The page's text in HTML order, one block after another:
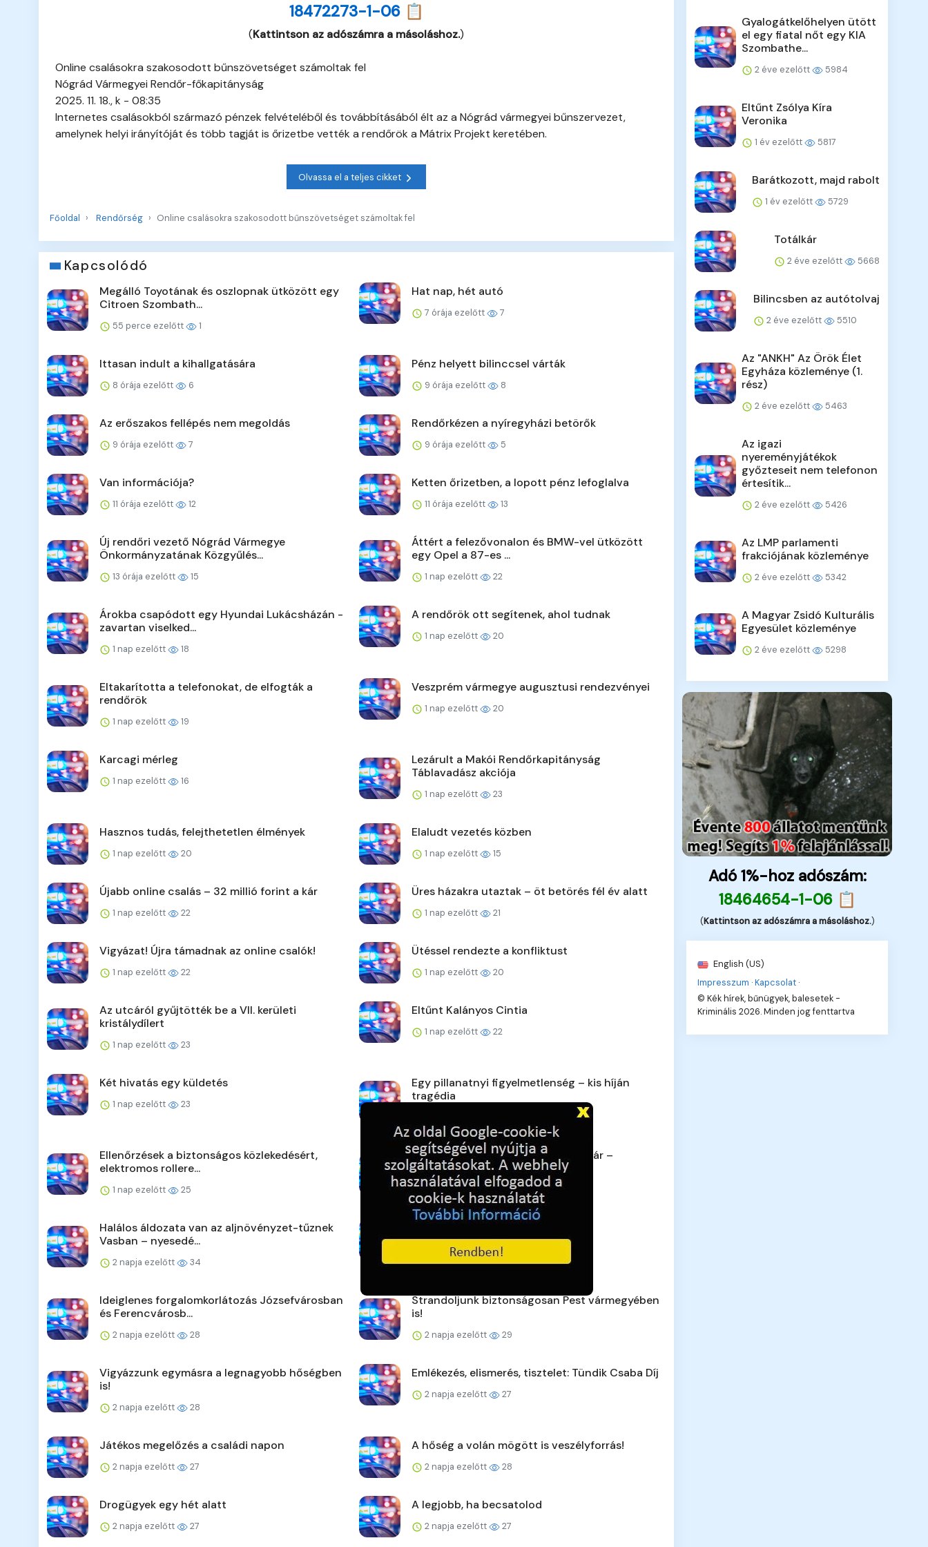
18472273-1-06 📋
(Kattintson az adószámra a másoláshoz.)
Online csalásokra szakosodott bűnszövetséget számoltak fel
Nógrád Vármegyei Rendőr-főkapitányság
2025. 11. 18., k - 08:35
Internetes csalásokból származó pénzek felvételéből és továbbításából élt az a Nógrád vármegyei bűnszervezet,
amelynek helyi irányítóját és több tagját is őrizetbe vették a rendőrök a Mátrix Projekt keretében.
Olvassa el a teljes cikket
Főoldal Rendőrség Online csalásokra szakosodott bűnszövetséget számoltak fel
Kapcsolódó
Megálló Toyotának és oszlopnak ütközött egy
Citroen Szombath...
55 perce ezelőtt 1
Hat nap, hét autó
7 órája ezelőtt 7
Ittasan indult a kihallgatására
8 órája ezelőtt 6
Pénz helyett bilinccsel várták
9 órája ezelőtt 8
Az erőszakos fellépés nem megoldás
9 órája ezelőtt 7
Rendőrkézen a nyíregyházi betörők
9 órája ezelőtt 5
Van információja?
11 órája ezelőtt 12
Ketten őrizetben, a lopott pénz lefoglalva
11 órája ezelőtt 13
Új rendőri vezető Nógrád Vármegye
Önkormányzatának Közgyűlés...
13 órája ezelőtt 15
Áttért a felezővonalon és BMW-vel ütközött
egy Opel a 87-es ...
1 nap ezelőtt 22
Árokba csapódott egy Hyundai Lukácsházán -
zavartan viselked...
1 nap ezelőtt 18
A rendőrök ott segítenek, ahol tudnak
1 nap ezelőtt 20
Eltakarította a telefonokat, de elfogták a
rendőrök
1 nap ezelőtt 19
Veszprém vármegye augusztusi rendezvényei
1 nap ezelőtt 20
Karcagi mérleg
1 nap ezelőtt 16
Lezárult a Makói Rendőrkapitányság
Táblavadász akciója
1 nap ezelőtt 23
Hasznos tudás, felejthetetlen élmények
1 nap ezelőtt 20
Elaludt vezetés közben
1 nap ezelőtt 15
Újabb online csalás – 32 millió forint a kár
1 nap ezelőtt 22
Üres házakra utaztak – öt betörés fél év alatt
1 nap ezelőtt 21
Vigyázat! Újra támadnak az online csalók!
1 nap ezelőtt 22
Ütéssel rendezte a konfliktust
1 nap ezelőtt 20
Az utcáról gyűjtötték be a VII. kerületi
kristálydílert
1 nap ezelőtt 23
Eltűnt Kalányos Cintia
1 nap ezelőtt 22
Két hivatás egy küldetés
1 nap ezelőtt 23
Egy pillanatnyi figyelmetlenség – kis híján
tragédia
Ellenőrzések a biztonságos közlekedésért,
elektromos rollere...
1 nap ezelőtt 25
Aludt az autóban a szlovák házaspár –
szalagkorlátnak ütközö...
2 napja ezelőtt 26
Halálos áldozata van az aljnövényzet-tűznek
Vasban – nyesedé...
2 napja ezelőtt 34
Egy mezőn találtak rá
2 napja ezelőtt 23
Ideiglenes forgalomkorlátozás Józsefvárosban
és Ferencvárosb...
2 napja ezelőtt 28
Strandoljunk biztonságosan Pest vármegyében
is!
2 napja ezelőtt 29
Vigyázzunk egymásra a legnagyobb hőségben
is!
2 napja ezelőtt 28
Emlékezés, elismerés, tisztelet: Tündik Csaba Díj
2 napja ezelőtt 27
Játékos megelőzés a családi napon
2 napja ezelőtt 27
A hőség a volán mögött is veszélyforrás!
2 napja ezelőtt 28
Drogügyek egy hét alatt
2 napja ezelőtt 27
A legjobb, ha becsatolod
2 napja ezelőtt 27
Gyalogátkelőhelyen ütött
el egy fiatal nőt egy KIA
Szombathe...
2 éve ezelőtt 5984
Eltűnt Zsólya Kíra
Veronika
1 év ezelőtt 5817
Barátkozott, majd rabolt
1 év ezelőtt 5729
Totálkár
2 éve ezelőtt 5668
Bilincsben az autótolvaj
2 éve ezelőtt 5510
Az "ANKH" Az Örök Élet
Egyháza közleménye (1.
rész)
2 éve ezelőtt 5463
Az igazi
nyereményjátékok
győzteseit nem telefonon
értesítik...
2 éve ezelőtt 5426
Az LMP parlamenti
frakciójának közleménye
2 éve ezelőtt 5342
A Magyar Zsidó Kulturális
Egyesület közleménye
2 éve ezelőtt 5298
Adó 1%-hoz adószám:
18464654-1-06 📋
(Kattintson az adószámra a másoláshoz.)
English (US)
Impresszum ·Kapcsolat ·
© Kék hírek, bűnügyek, balesetek -
Kriminális 2026. Minden jog fenttartva